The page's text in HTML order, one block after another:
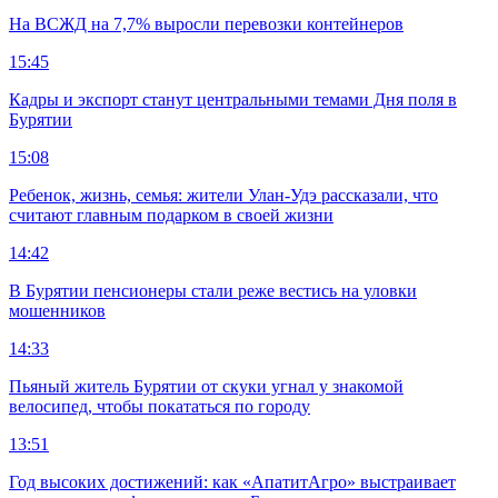
На ВСЖД на 7,7% выросли перевозки контейнеров
15:45
Кадры и экспорт станут центральными темами Дня поля в
Бурятии
15:08
Ребенок, жизнь, семья: жители Улан-Удэ рассказали, что
считают главным подарком в своей жизни
14:42
В Бурятии пенсионеры стали реже вестись на уловки
мошенников
14:33
Пьяный житель Бурятии от скуки угнал у знакомой
велосипед, чтобы покататься по городу
13:51
Год высоких достижений: как «АпатитАгро» выстраивает